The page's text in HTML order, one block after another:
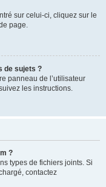
sur celui-ci, cliquez sur le
page.
de sujets ?
panneau de l’utilisateur
les instructions.
?
types de fichiers joints. Si
contactez